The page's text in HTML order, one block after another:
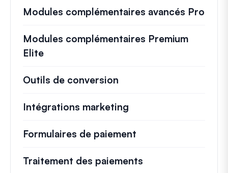
Modules complémentaires avancés Pro
Modules complémentaires Premium
Elite
Outils de conversion
Intégrations marketing
Formulaires de paiement
Traitement des paiements